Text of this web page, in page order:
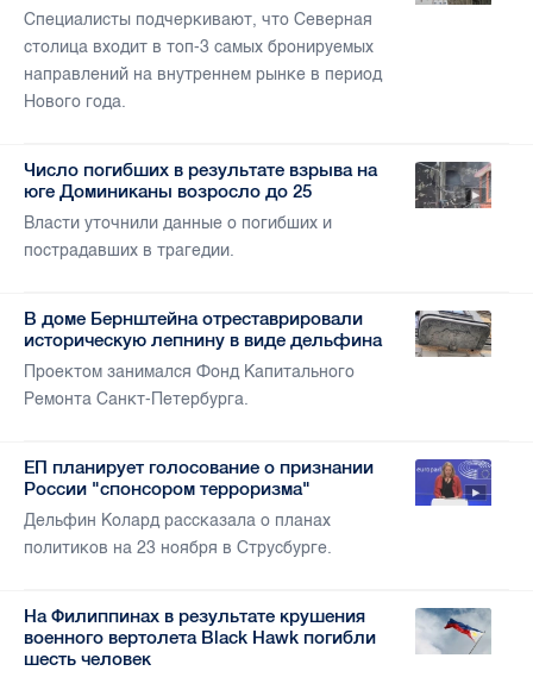
Специалисты подчеркивают, что Северная
столица входит в топ-3 самых бронируемых
направлений на внутреннем рынке в период
Нового года.
Число погибших в результате взрыва на
юге Доминиканы возросло до 25
Власти уточнили данные о погибших и
пострадавших в трагедии.
В доме Бернштейна отреставрировали
историческую лепнину в виде дельфина
Проектом занимался Фонд Капитального
Ремонта Санкт-Петербурга.
ЕП планирует голосование о признании
России "спонсором терроризма"
Дельфин Колард рассказала о планах
политиков на 23 ноября в Струсбурге.
На Филиппинах в результате крушения
военного вертолета Black Hawk погибли
шесть человек